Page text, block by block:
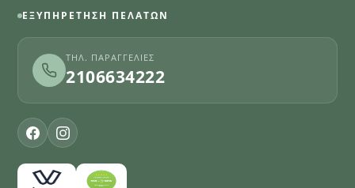
ΕΞΥΠΗΡΈΤΗΣΗ ΠΕΛΑΤΏΝ
ΤΗΛ. ΠΑΡΑΓΓΕΛΊΕΣ
2106634222